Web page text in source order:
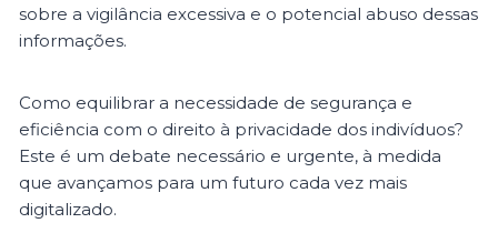
sobre a vigilância excessiva e o potencial abuso dessas
informações.
Como equilibrar a necessidade de segurança e
eficiência com o direito à privacidade dos indivíduos?
Este é um debate necessário e urgente, à medida
que avançamos para um futuro cada vez mais
digitalizado.